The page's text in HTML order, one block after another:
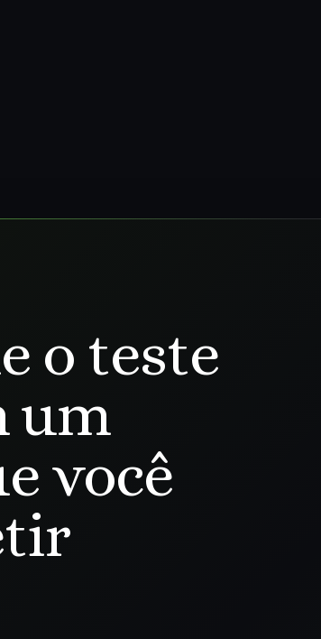
o teste
um
você